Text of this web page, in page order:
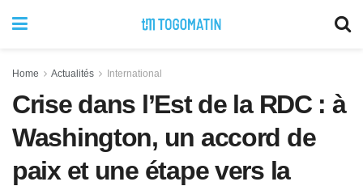
Home Actualités International
Crise dans l’Est de la RDC : à
Washington, un accord de
paix et une étape vers la